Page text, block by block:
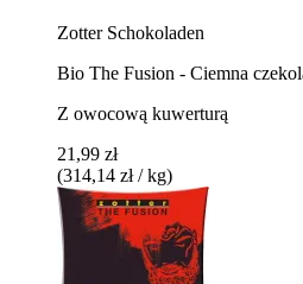
Zotter Schokoladen
Bio The Fusion - Ciemna
Z owocową kuwerturą
21,99 zł
(314,14 zł / kg)